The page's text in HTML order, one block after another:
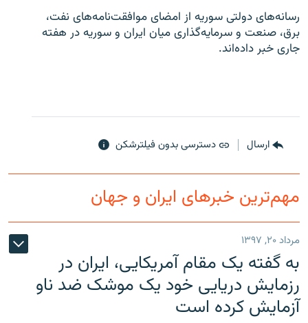
رسانه‌های دولتی سوریه از امضای موافقت‌نامه‌های نفت،
برق، صنعت و سرمایه‌گذاری میان ایران و سوریه در هفته
جاری خبر داده‌اند.
ارسال دسترسی بدون فیلترشکن
مهم‌ترین خبرهای ایران و جهان
مرداد ۲۰, ۱۳۹۷
به گفته یک مقام آمریکایی، ایران در
رزمایش دریایی خود یک موشک ضد ناو
آزمایش کرده است